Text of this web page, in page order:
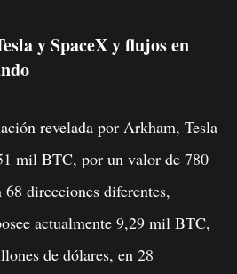
y SpaceX y flujos en
revelada por Arkham, Tesla
mil BTC, por un valor de 780
direcciones diferentes,
actualmente 9,29 mil BTC,
de dólares, en 28